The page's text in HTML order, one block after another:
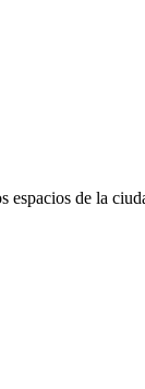
espacios de la